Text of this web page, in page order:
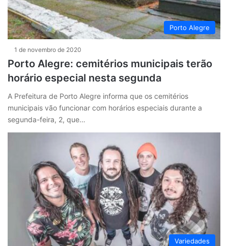
Porto Alegre
1 de novembro de 2020
Porto Alegre: cemitérios municipais terão
horário especial nesta segunda
A Prefeitura de Porto Alegre informa que os cemitérios
municipais vão funcionar com horários especiais durante a
segunda-feira, 2, que…
Variedades